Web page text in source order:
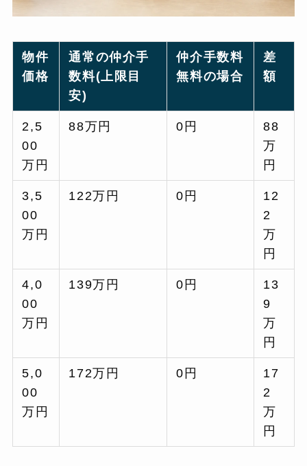
物件
価格
通常の仲介手
数料(上限目
安)
仲介手数料
無料の場合
差
額
2,5
00
万円
88万円 0円
88
万
円
3,5
00
万円
122万円 0円
12
2
万
円
4,0
00
万円
139万円 0円
13
9
万
円
5,0
00
万円
172万円 0円
17
2
万
円